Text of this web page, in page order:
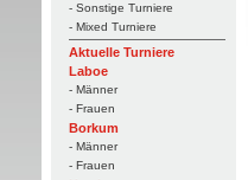
- Sonstige Turniere
- Mixed Turniere
Aktuelle Turniere
Laboe
- Männer
- Frauen
Borkum
- Männer
- Frauen